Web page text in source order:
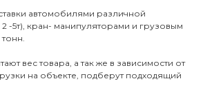
автомобилями различной
2 -5т), кран- манипуляторами и грузовым
вес товара, а так же в зависимости от
на объекте, подберут подходящий